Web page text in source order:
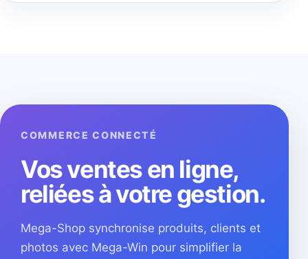
COMMERCE CONNECTÉ
Vos ventes en ligne,
reliées à votre gestion.
Mega-Shop synchronise produits, clients et
photos avec Mega-Win pour simplifier la